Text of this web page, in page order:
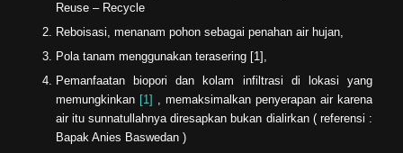
Reuse – Recycle
Reboisasi, menanam pohon sebagai penahan air hujan,
Pola tanam menggunakan terasering [1],
Pemanfaatan biopori dan kolam infiltrasi di lokasi yang
memungkinkan [1] , memaksimalkan penyerapan air karena
air itu sunnatullahnya diresapkan bukan dialirkan ( referensi :
Bapak Anies Baswedan )